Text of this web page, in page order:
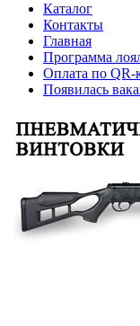
Каталог
Контакты
Главная
Программа
Оплата по QR-
Появилась